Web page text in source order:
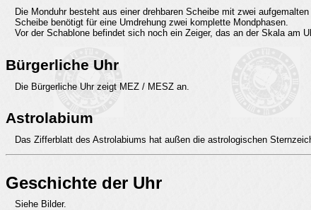
Die Monduhr besteht aus einer drehbaren Scheibe mit zwei
Scheibe benötigt für eine Umdrehung zwei komplette Mondphasen.
Vor der Schablone befindet sich noch ein Zeiger, das an der Skala am
Bürgerliche Uhr
Die Bürgerliche Uhr zeigt MEZ / MESZ an.
Astrolabium
Das Zifferblatt des Astrolabiums hat außen die astrologischen
Geschichte der Uhr
Siehe Bilder.